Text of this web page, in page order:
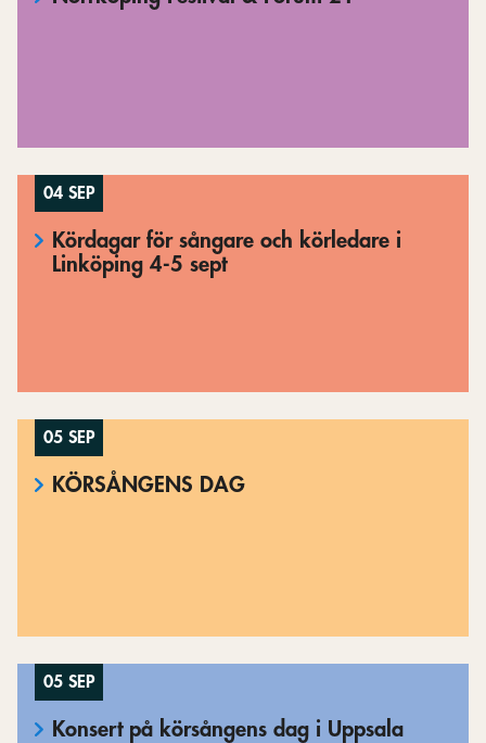
04 SEP
Kördagar för sångare och körledare i
Linköping 4-5 sept
05 SEP
KÖRSÅNGENS DAG
05 SEP
Konsert på körsångens dag i Uppsala